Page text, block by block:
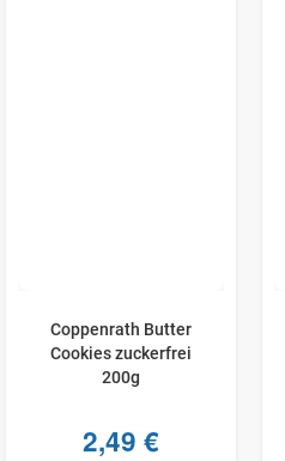
Coppenrath Butter
Cookies zuckerfrei
200g
2,49 €